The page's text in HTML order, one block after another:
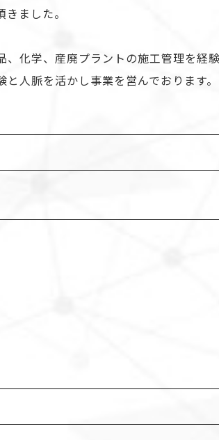
ました。
化学、産廃プラントの施工管理を経
人脈を活かし事業を営んでおります。